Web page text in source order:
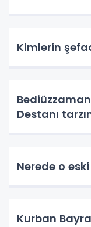
Kimlerin
Destanı
Nerede o
Kurban